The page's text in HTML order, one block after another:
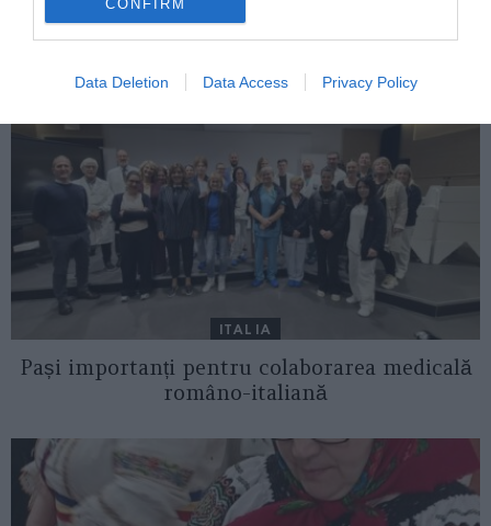
CONFIRM
Data Deletion Data Access Privacy Policy
AȚI PUTEA DORI DE
ASEMENEA
ITALIA
Pași importanți pentru colaborarea medicală
româno-italiană